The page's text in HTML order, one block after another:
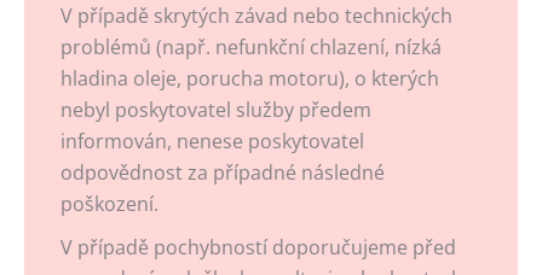
V případě skrytých závad nebo technických
problémů (např. nefunkční chlazení, nízká
hladina oleje, porucha motoru), o kterých
nebyl poskytovatel služby předem
informován, nenese poskytovatel
odpovědnost za případné následné
poškození.
V případě pochybností doporučujeme před